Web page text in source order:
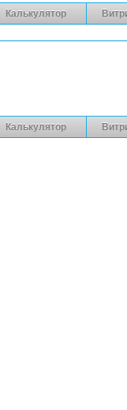
Калькулятор
Калькулятор